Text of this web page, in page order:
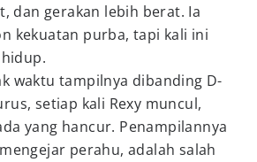
dan gerakan lebih berat. Ia
kekuatan purba, tapi kali ini
waktu tampilnya dibanding D-
setiap kali Rexy muncul,
yang hancur. Penampilannya
perahu, adalah salah